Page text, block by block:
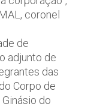
coronel
de
adjunto de
das
Corpo de
do